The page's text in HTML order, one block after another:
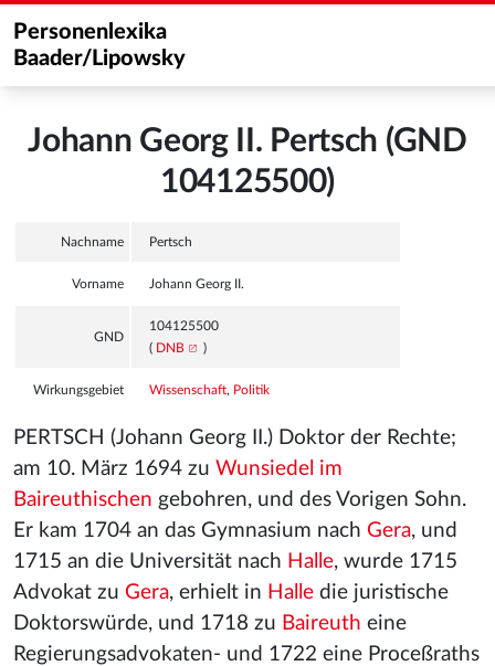
Personenlexika
Baader/Lipowsky
Johann Georg II. Pertsch (GND
104125500)
Nachname Pertsch
Vorname Johann Georg II.
GND
104125500
( DNB )
Wirkungsgebiet Wissenschaft, Politik
PERTSCH (Johann Georg II.) Doktor der Rechte;
am 10. März 1694 zu Wunsiedel im
Baireuthischen gebohren, und des Vorigen Sohn.
Er kam 1704 an das Gymnasium nach Gera, und
1715 an die Universität nach Halle, wurde 1715
Advokat zu Gera, erhielt in Halle die juristische
Doktorswürde, und 1718 zu Baireuth eine
Regierungsadvokaten- und 1722 eine Proceßraths